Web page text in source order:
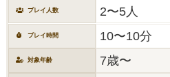
プレイ人数 2〜5人
プレイ時間 10〜10分
対象年齢 7歳〜